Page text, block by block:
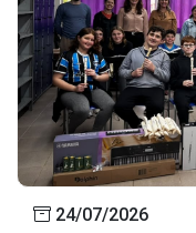
24/07/2026